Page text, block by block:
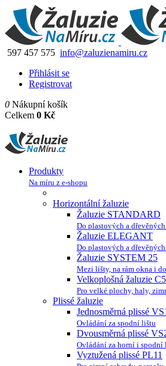
597 457 575 info@zaluzienamiru.cz
Přihlásit se
Registrovat
0 Nákupní košík
Celkem 0 Kč
Produkty
Na míru z e-shopu
Horizontální žaluzie
Žaluzie STANDARD
Do plastových a
Žaluzie ELEGANT
Do plastových a
Žaluzie SYSTEM 25
Mezi lišty, na rám okna i
Velkoplošná žaluzie
Pro velké plochy, haly,
Plissé žaluzie
Jednosměrná plissé
Ovládání za spodní lištu
Dvousměrná plissé
Ovládání za horní i spodní
Vyztužená plissé PL11